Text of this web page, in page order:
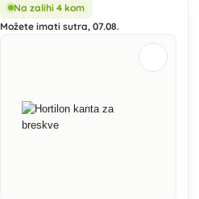
Na zalihi 4 kom
Možete imati sutra, 07.08.